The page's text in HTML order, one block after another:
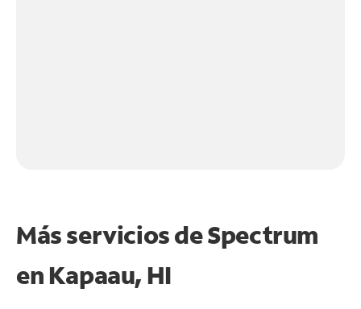
Más servicios de Spectrum
en Kapaau, HI